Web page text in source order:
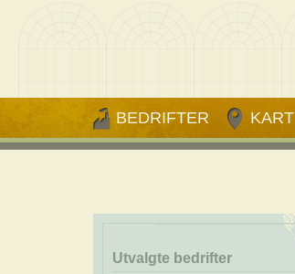
BEDRIFTER KART
Utvalgte bedrifter